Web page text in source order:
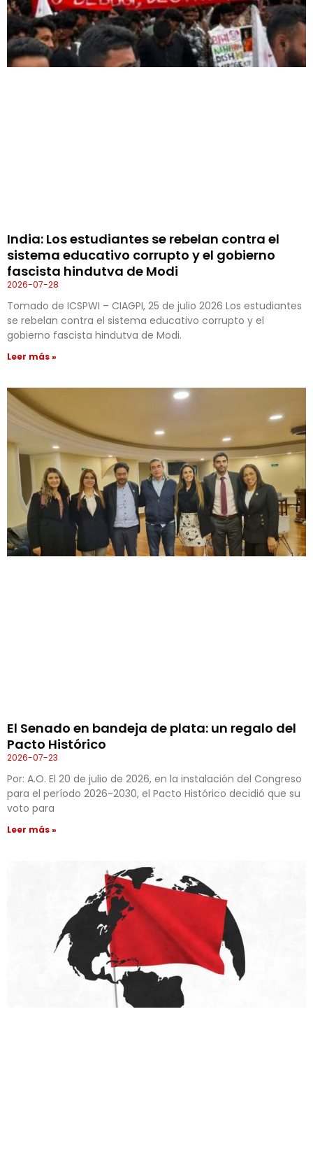
India: Los estudiantes se rebelan contra el
sistema educativo corrupto y el gobierno
fascista hindutva de Modi
2026-07-28
Tomado de ICSPWI – CIAGPI, 25 de julio 2026 Los estudiantes
se rebelan contra el sistema educativo corrupto y el
gobierno fascista hindutva de Modi.
Leer más »
El Senado en bandeja de plata: un regalo del
Pacto Histórico
2026-07-23
Por: A.O. El 20 de julio de 2026, en la instalación del Congreso
para el período 2026-2030, el Pacto Histórico decidió que su
voto para
Leer más »